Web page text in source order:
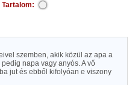
Tartalom:
szemben, akik közül az apa a
napa vagy anyós. A vő
jut és ebből kifolyóan e viszony